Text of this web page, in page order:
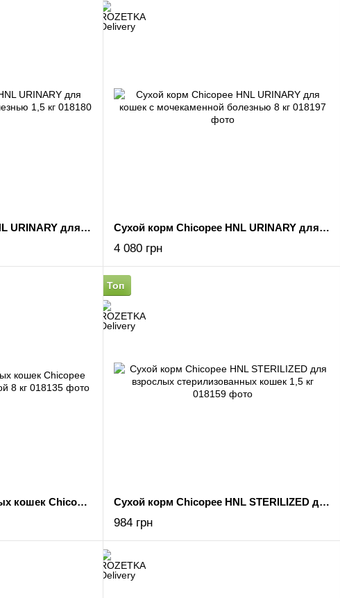
Сухой корм Chicopee HNL URINARY для кошек с мочекаменной болезнью 1,5 кг Сухой корм Chicopee HNL URINARY для кошек с мочекаменной болезнью 8 кг
4 080 грн
Сухой корм для взрослых кошек Chicopee HNL NO GRAIN беззерновой 8 кг
Топ
Сухой корм Chicopee HNL STERILIZED для взрослых стерилизованных кошек 1,5 кг
984 грн